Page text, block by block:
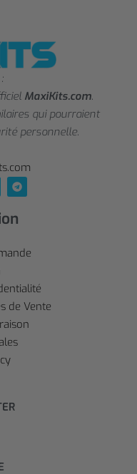
:
MaxiKits.com.
qui pourraient
personnelle.
de Vente